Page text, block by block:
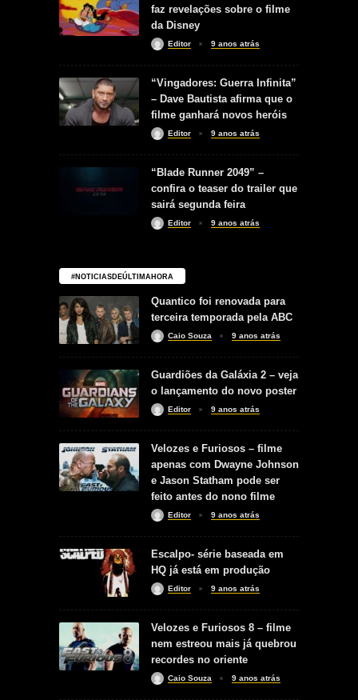
faz revelações sobre o filme
da Disney
Editor 9 anos atrás
“Vingadores: Guerra Infinita”
– Dave Bautista afirma que o
filme ganhará novos heróis
Editor 9 anos atrás
“Blade Runner 2049” –
confira o teaser do trailer que
sairá segunda feira
Editor 9 anos atrás
#NOTICIASDEÚLTIMAHORA
Quantico foi renovada para
terceira temporada pela ABC
Caio Souza 9 anos atrás
Guardiões da Galáxia 2 – veja
o lançamento do novo poster
Editor 9 anos atrás
Velozes e Furiosos – filme
apenas com Dwayne Johnson
e Jason Statham pode ser
feito antes do nono filme
Editor 9 anos atrás
Escalpo- série baseada em
HQ já está em produção
Editor 9 anos atrás
Velozes e Furiosos 8 – filme
nem estreou mais já quebrou
recordes no oriente
Caio Souza 9 anos atrás